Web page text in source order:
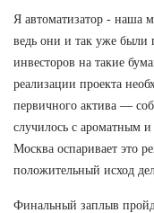
Я автоматизатор - наша
ведь они и так уже были
инвесторов на такие
реализации проекта
первичного актива —
случилось с ароматным
Москва оспаривает это
положительный исход
Финальный заплыв